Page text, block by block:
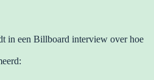
in een Billboard interview over hoe